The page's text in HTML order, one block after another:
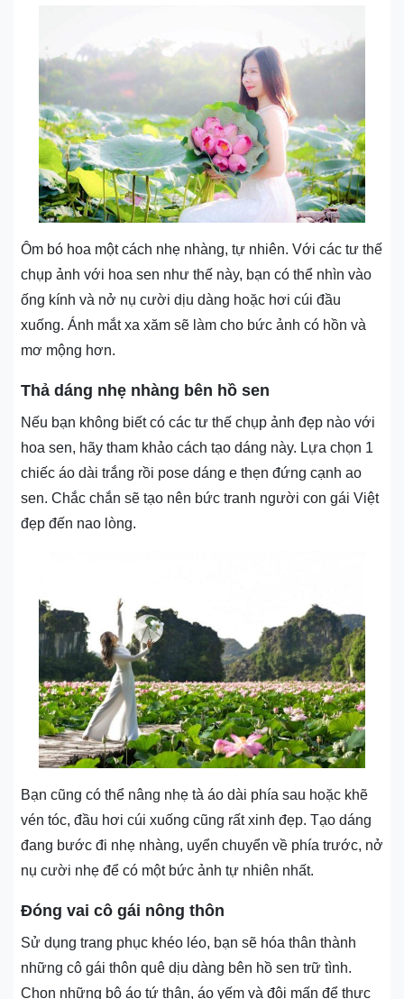
Ôm bó hoa một cách nhẹ nhàng, tự nhiên. Với các tư thế
chụp ảnh với hoa sen như thế này, bạn có thể nhìn vào
ống kính và nở nụ cười dịu dàng hoặc hơi cúi đầu
xuống. Ánh mắt xa xăm sẽ làm cho bức ảnh có hồn và
mơ mộng hơn.
Thả dáng nhẹ nhàng bên hồ sen
Nếu bạn không biết có các tư thế chụp ảnh đẹp nào với
hoa sen, hãy tham khảo cách tạo dáng này. Lựa chọn 1
chiếc áo dài trắng rồi pose dáng e thẹn đứng cạnh ao
sen. Chắc chắn sẽ tạo nên bức tranh người con gái Việt
đẹp đến nao lòng.
Bạn cũng có thể nâng nhẹ tà áo dài phía sau hoặc khẽ
vén tóc, đầu hơi cúi xuống cũng rất xinh đẹp. Tạo dáng
đang bước đi nhẹ nhàng, uyển chuyển về phía trước, nở
nụ cười nhẹ để có một bức ảnh tự nhiên nhất.
Đóng vai cô gái nông thôn
Sử dụng trang phục khéo léo, bạn sẽ hóa thân thành
những cô gái thôn quê dịu dàng bên hồ sen trữ tình.
Chọn những bộ áo tứ thân, áo yếm và đội mấn để thực